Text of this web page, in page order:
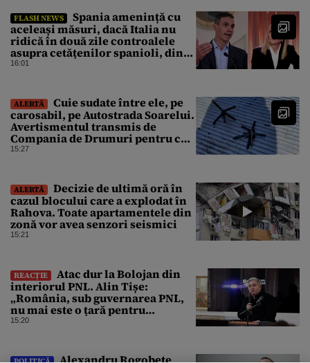
FLASH NEWS
Spania amenință cu
aceleași măsuri, dacă Italia nu
ridică în două zile controalele
asupra cetățenilor spanioli, din
cauza crizei migrației
16:01
ALERTĂ
Cuie sudate între ele, pe
carosabil, pe Autostrada Soarelui.
Avertismentul transmis de
Compania de Drumuri pentru cei
care tranzitează A2
15:27
ALERTĂ
Decizie de ultimă oră în
cazul blocului care a explodat în
Rahova. Toate apartamentele din
zonă vor avea senzori seismici
15:21
REACȚIE
Atac dur la Bolojan din
interiorul PNL. Alin Tișe:
„România, sub guvernarea PNL,
nu mai este o țară pentru
investitori”
15:20
Alexandru Rogobete